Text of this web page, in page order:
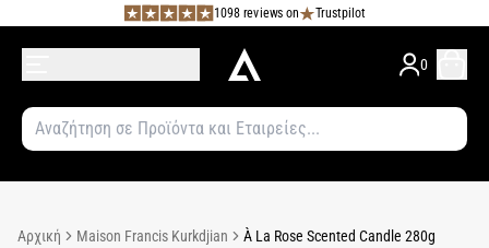
1098 reviews on Trustpilot
0
Αρχική Maison Francis Kurkdjian
À La Rose Scented Candle 280g